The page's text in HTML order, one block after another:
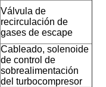
Válvula de
recirculación de
gases de escape
Cableado, solenoide
de control de
sobrealimentación
del turbocompresor